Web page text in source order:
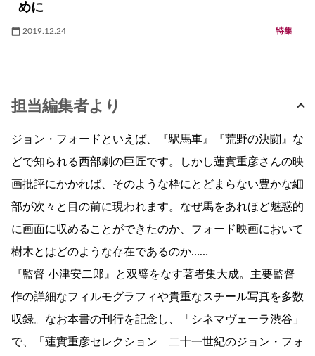
めに
2019.12.24 特集
担当編集者より
ジョン・フォードといえば、『駅馬車』『荒野の決闘』な
どで知られる西部劇の巨匠です。しかし蓮實重彦さんの映
画批評にかかれば、そのような枠にとどまらない豊かな細
部が次々と目の前に現われます。なぜ馬をあれほど魅惑的
に画面に収めることができたのか、フォード映画において
樹木とはどのような存在であるのか……
『監督 小津安二郎』と双璧をなす著者集大成。主要監督
作の詳細なフィルモグラフィや貴重なスチール写真を多数
収録。なお本書の刊行を記念し、「シネマヴェーラ渋谷」
で、「蓮實重彦セレクション 二十一世紀のジョン・フォ